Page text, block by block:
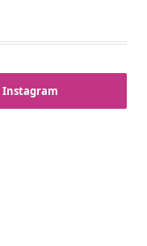
Instagram